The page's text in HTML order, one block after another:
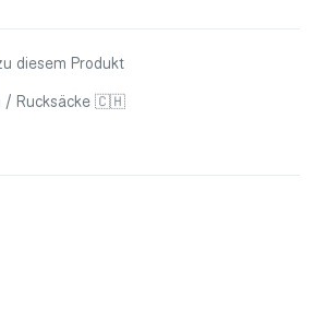
diesem Produkt
/ Rucksäcke 🇨🇭